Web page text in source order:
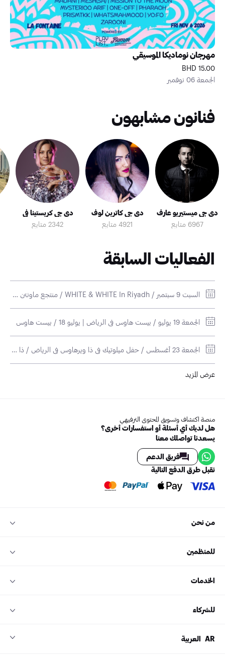
مهرجان نوماديكا الموسيقي
15.00 BHD
الجمعة 06 نوفمبر
فنانون مشابهون
دي جي ميستيريو عارف
6967 متابع
دي جي كاترين لوف
4921 متابع
دي جي كريستينا في
2342 متابع
الفعاليات السابقة
السبت 9 سبتمبر / WHITE & WHITE In Riyadh / منتجع ماونتن فيو العماريه
الجمعة 19 يوليو / بيست هاوس في الرياض | يوليو 18 / بيست هاوس
الجمعة 23 أغسطس / حفل ميلوتيك في ذا ويرهاوس في الرياض / ذا ويرهاوس
عرض المزيد
منصة اكتشاف وتسويق المحتوى الترفيهي
هل لديك أي أسئلة أو استفسارات أخرى؟
يسعدنا تواصلك معنا
فريق الدعم
نقبل طرق الدفع التالية
من نحن
للمنظمين
الخدمات
للشركاء
AR العربية